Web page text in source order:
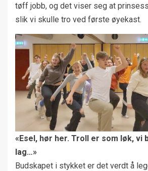
tøff jobb, og det viser seg at
slik vi skulle tro ved første øyekast.
«Esel, hør her. Troll er som løk, vi
lag…»
Budskapet i stykket er det verdt å